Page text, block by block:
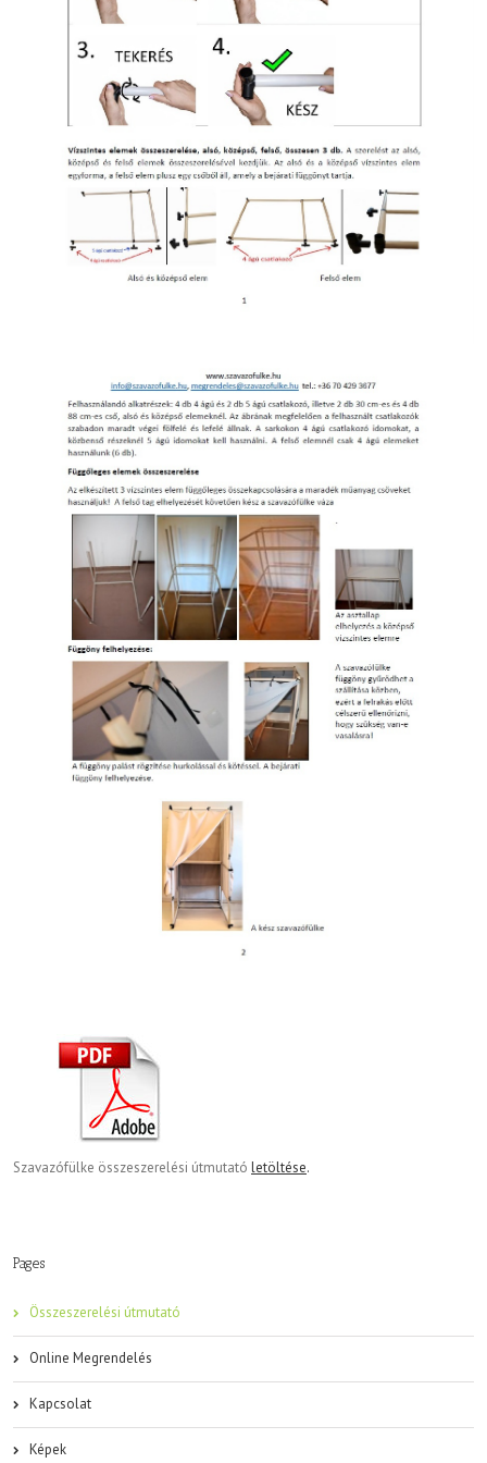
Szavazófülke összeszerelési útmutató letöltése.
Pages
Összeszerelési útmutató
Online Megrendelés
Kapcsolat
Képek